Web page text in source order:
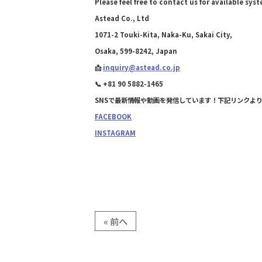
Astead Co., Ltd
1071-2 Touki-Kita, Naka-Ku, Sakai City,
Osaka, 599-8242, Japan
📩inquiry@astead.co.jp
📞 +81 90 5882-1465
SNSで最新情報や動画を発信しています！下記リンクよ
FACEBOOK
INSTAGRAM
« 前へ